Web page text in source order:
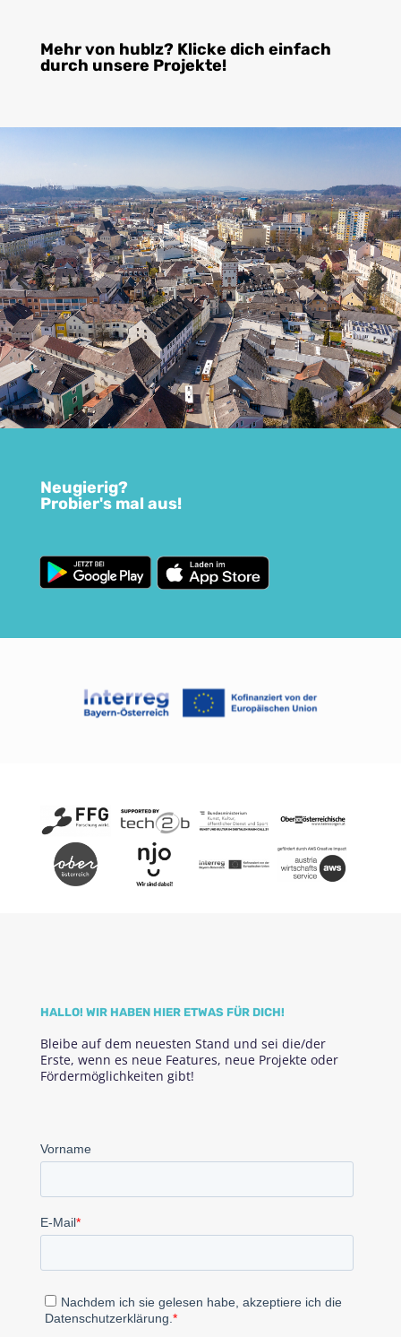
Mehr von hublz? Klicke dich einfach
durch unsere Projekte!
Neugierig?
Probier's mal aus!
HALLO! WIR HABEN HIER ETWAS FÜR DICH!
Bleibe auf dem neuesten Stand und sei die/der
Erste, wenn es neue Features, neue Projekte oder
Fördermöglichkeiten gibt!